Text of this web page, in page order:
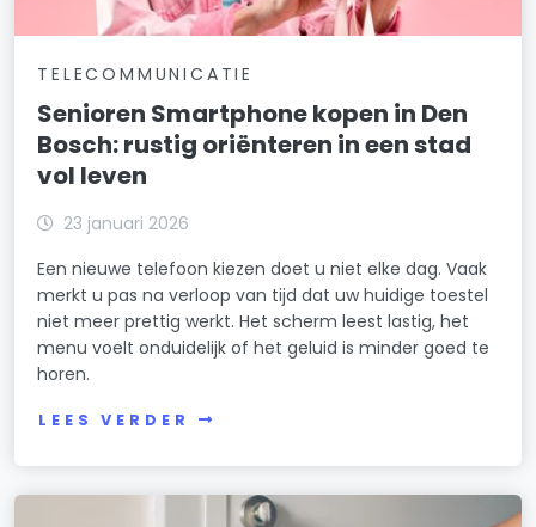
TELECOMMUNICATIE
Senioren Smartphone kopen in Den
Bosch: rustig oriënteren in een stad
vol leven
23 januari 2026
Een nieuwe telefoon kiezen doet u niet elke dag. Vaak
merkt u pas na verloop van tijd dat uw huidige toestel
niet meer prettig werkt. Het scherm leest lastig, het
menu voelt onduidelijk of het geluid is minder goed te
horen.
LEES VERDER